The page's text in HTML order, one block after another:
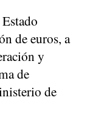
de euros, a
y
de
de